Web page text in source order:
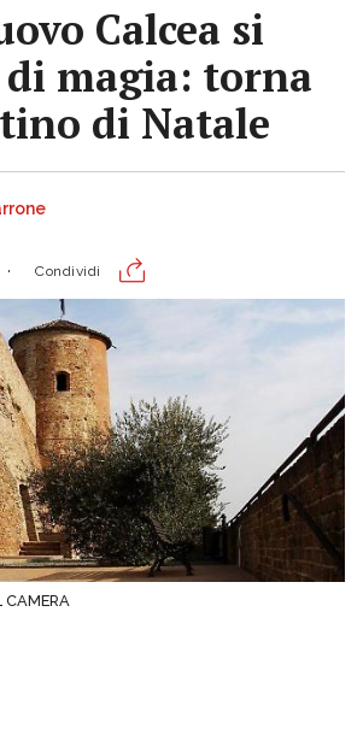
Calcea si
di magia: torna
di Natale
Condividi
CAMERA